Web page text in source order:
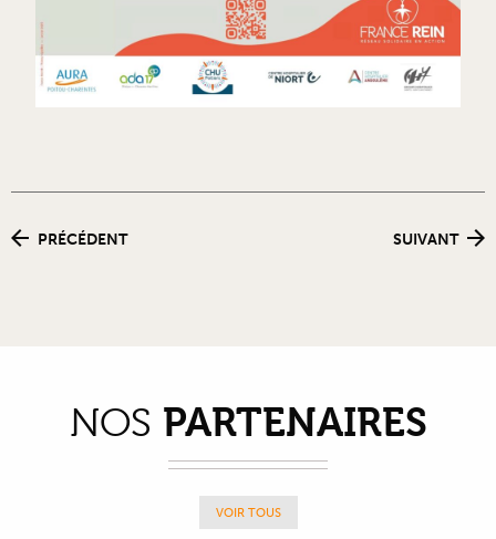
PRÉCÉDENT SUIVANT
NOS PARTENAIRES
VOIR TOUS